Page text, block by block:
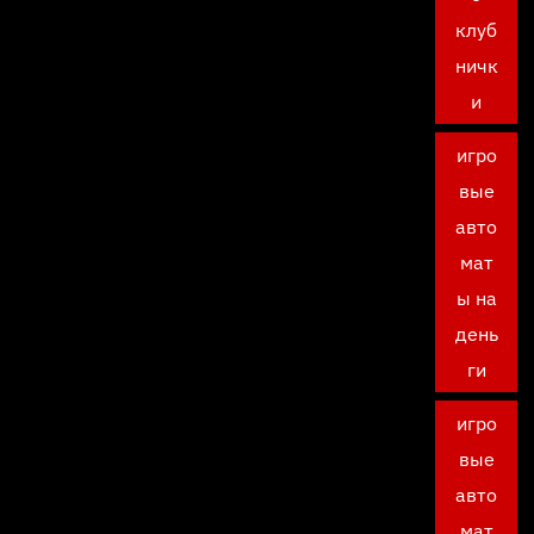
клуб
ничк
и
игро
вые
авто
мат
ы на
день
ги
игро
вые
авто